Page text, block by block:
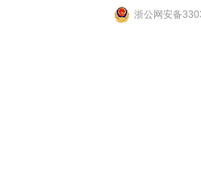
浙公网安备